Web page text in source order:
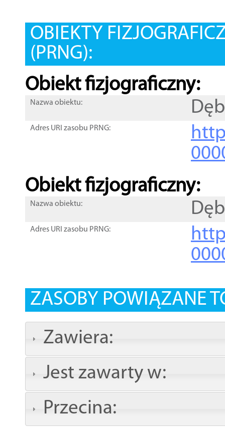
OBIEKTY
(PRNG):
Obiekt fizjograficzny:
Nazwa obiektu:
Adres URI zasobu PRNG:
Obiekt fizjograficzny:
Nazwa obiektu:
Adres URI zasobu PRNG:
ZASOBY POWIĄZANE
Zawiera:
Jest zawarty w:
Przecina: